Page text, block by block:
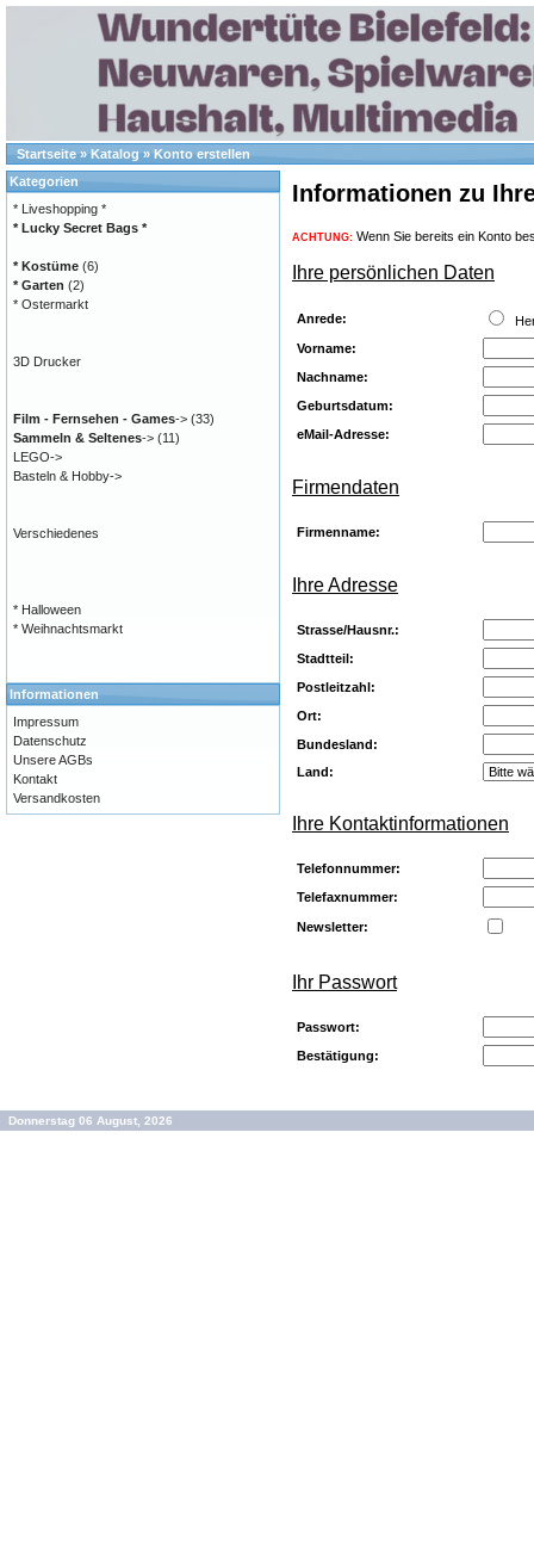
Startseite » Katalog » Konto erstellen
Informationen zu
ACHTUNG: Wenn Sie bereits ein Konto
Ihre persönlichen Daten
Anrede:
Vorname:
Nachname:
Geburtsdatum:
eMail-Adresse:
Firmendaten
Firmenname:
Ihre Adresse
Strasse/Hausnr.:
Stadtteil:
Postleitzahl:
Ort:
Bundesland:
Land:
Ihre Kontaktinformationen
Telefonnummer:
Telefaxnummer:
Newsletter:
Ihr Passwort
Passwort:
Bestätigung:
Kategorien
* Liveshopping *
* Lucky Secret Bags *
* Kostüme (6)
* Garten (2)
* Ostermarkt
3D Drucker
Film - Fernsehen - Games-> (33)
Sammeln & Seltenes-> (11)
LEGO->
Basteln & Hobby->
Verschiedenes
* Halloween
* Weihnachtsmarkt
Informationen
Impressum
Datenschutz
Unsere AGBs
Kontakt
Versandkosten
Donnerstag 06 August, 2026